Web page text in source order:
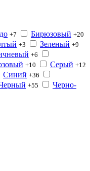
+7 Бирюзовый +20
+3 Зеленый +9
+6
+10 Серый +12
Синий +36
+55
Черно-